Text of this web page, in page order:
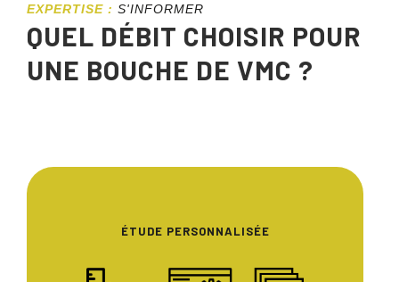
EXPERTISE : S'INFORMER
QUEL DÉBIT CHOISIR POUR
UNE BOUCHE DE VMC ?
ÉTUDE PERSONNALISÉE